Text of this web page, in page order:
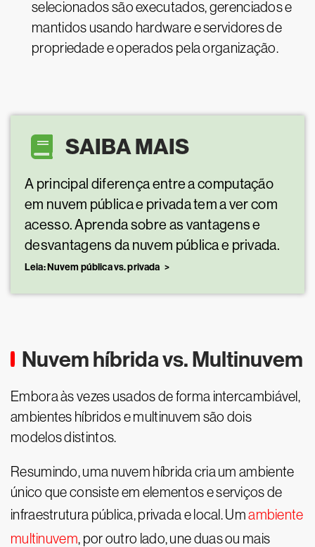
selecionados são executados, gerenciados e
mantidos usando hardware e servidores de
propriedade e operados pela organização.
SAIBA MAIS
A principal diferença entre a computação
em nuvem pública e privada tem a ver com
acesso. Aprenda sobre as vantagens e
desvantagens da nuvem pública e privada.
Leia: Nuvem pública vs. privada
Nuvem híbrida vs. Multinuvem
Embora às vezes usados de forma intercambiável,
ambientes híbridos e multinuvem são dois
modelos distintos.
Resumindo, uma nuvem híbrida cria um ambiente
único que consiste em elementos e serviços de
infraestrutura pública, privada e local. Umambiente
multinuvem, por outro lado, une duas ou mais